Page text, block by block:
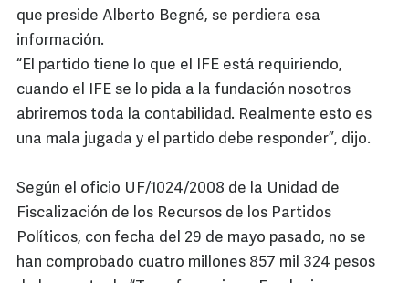
que preside Alberto Begné, se perdiera esa
información.
“El partido tiene lo que el IFE está requiriendo,
cuando el IFE se lo pida a la fundación nosotros
abriremos toda la contabilidad. Realmente esto es
una mala jugada y el partido debe responder”, dijo.
Según el oficio UF/1024/2008 de la Unidad de
Fiscalización de los Recursos de los Partidos
Políticos, con fecha del 29 de mayo pasado, no se
han comprobado cuatro millones 857 mil 324 pesos